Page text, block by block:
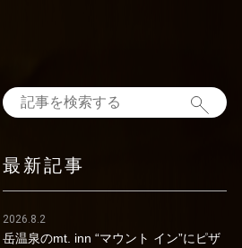
最新記事
2026.8.2
岳温泉のmt. inn “マウント イン”にピザ